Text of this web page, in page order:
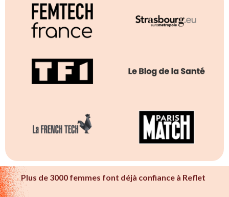
Plus de 3000 femmes font déjà confiance à Reflet